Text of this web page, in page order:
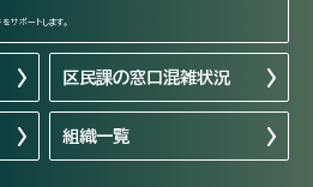
サポートします。
区民課の窓口混雑状況
組織一覧